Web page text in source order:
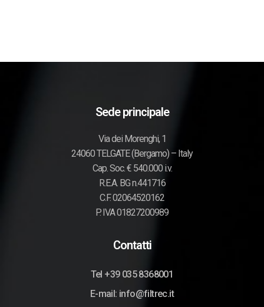
Sede principale
Via dei Morenghi, 1
24060 TELGATE (Bergamo) – Italy
Cap. Soc. € 540.000 i.v.
R.E.A. BG n.441716
C.F. 02064520162
P. IVA 01827200989
Contatti
Tel +39 035 8368001
E-mail: info@filtrec.it